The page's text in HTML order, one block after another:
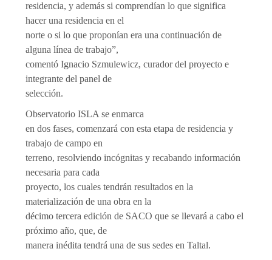
residencia, y además si comprendían lo que significa
hacer una residencia en el
norte o si lo que proponían era una continuación de
alguna línea de trabajo”,
comentó Ignacio Szmulewicz, curador del proyecto e
integrante del panel de
selección.
Observatorio ISLA se enmarca
en dos fases, comenzará con esta etapa de residencia y
trabajo de campo en
terreno, resolviendo incógnitas y recabando información
necesaria para cada
proyecto, los cuales tendrán resultados en la
materialización de una obra en la
décimo tercera edición de SACO que se llevará a cabo el
próximo año, que, de
manera inédita tendrá una de sus sedes en Taltal.